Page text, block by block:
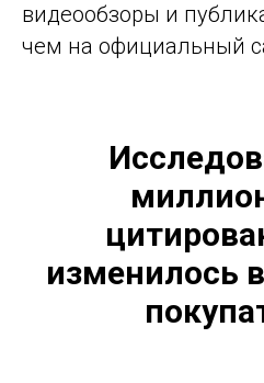
видеообзоры и
чем на официальный
изменилось